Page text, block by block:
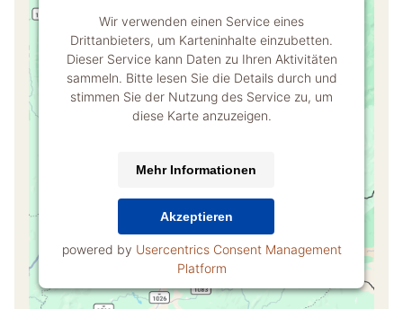
Wir verwenden einen Service eines
Drittanbieters, um Karteninhalte einzubetten.
Dieser Service kann Daten zu Ihren Aktivitäten
sammeln. Bitte lesen Sie die Details durch und
stimmen Sie der Nutzung des Service zu, um
diese Karte anzuzeigen.
Mehr Informationen
Akzeptieren
powered by Usercentrics Consent Management
Platform